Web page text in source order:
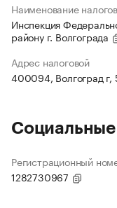
Наименование
Инспекция
району г. Волгограда
Адрес налоговой
400094, Волгоград г,
Регистрационный
1282730967